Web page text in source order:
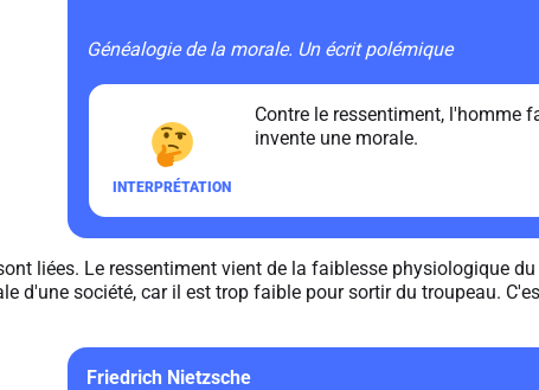
Généalogie de la morale. Un écrit polémique
Contre le ressentiment, l'homme
invente une morale.
liées. Le ressentiment vient de la faiblesse physiologique
d'une société, car il est trop faible pour sortir du troupeau.
Friedrich Nietzsche